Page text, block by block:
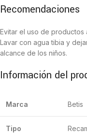
Recomendaciones
Evitar el uso de productos
Lavar con agua tibia y
alcance de los niños.
Información del
Marca Betis
Tipo